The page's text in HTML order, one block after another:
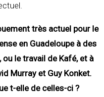
très actuel pour le
en Guadeloupe à des
le travail de Kafé, et à
Murray et Guy Konket.
t-elle de celles-ci ?